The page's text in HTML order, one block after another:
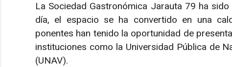
La Sociedad Gastronómica Jarauta 79 ha
día, el espacio se ha convertido en una
ponentes han tenido la oportunidad de
instituciones como la Universidad Pública de
(UNAV).